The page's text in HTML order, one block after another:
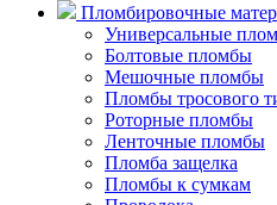
Пломбировочные
Универсальные
Болтовые пломбы
Мешочные пломбы
Пломбы тросового
Роторные пломбы
Ленточные пломбы
Пломба защелка
Пломбы к сумкам